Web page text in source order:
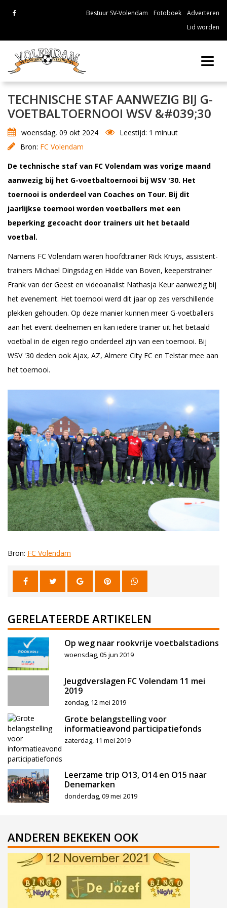
Bestuur SV-Volendam Fotoboek
Adverteren
Lid worden
TECHNISCHE STAF AANWEZIG BIJ G-
VOETBALTOERNOOI WSV &#039;30
woensdag, 09 okt 2024
Leestijd: 1 minuut
Bron: FC Volendam
De technische staf van FC Volendam was vorige maand
aanwezig bij het G-voetbaltoernooi bij WSV '30. Het
toernooi is onderdeel van Coaches on Tour. Bij dit
jaarlijkse toernooi worden voetballers met een
beperking gecoacht door trainers uit het betaald
voetbal.
Namens FC Volendam waren hoofdtrainer Rick Kruys, assistent-
trainers Michael Dingsdag en Hidde van Boven, keeperstrainer
Frank van der Geest en videoanalist Nathasja Keur aanwezig bij
het evenement. Het toernooi werd dit jaar op zes verschillende
plekken gehouden. Op deze manier kunnen meer G-voetballers
aan het event deelnemen en kan iedere trainer uit het betaald
voetbal in de eigen regio onderdeel zijn van een toernooi. Bij
WSV '30 deden ook Ajax, AZ, Almere City FC en Telstar mee aan
het toernooi.
Bron: FC Volendam
GERELATEERDE ARTIKELEN
Op weg naar rookvrije voetbalstadions
woensdag, 05 jun 2019
Jeugdverslagen FC Volendam 11 mei
2019
zondag, 12 mei 2019
Grote belangstelling voor
informatieavond participatiefonds
zaterdag, 11 mei 2019
Leerzame trip O13, O14 en O15 naar
Denemarken
donderdag, 09 mei 2019
ANDEREN BEKEKEN OOK